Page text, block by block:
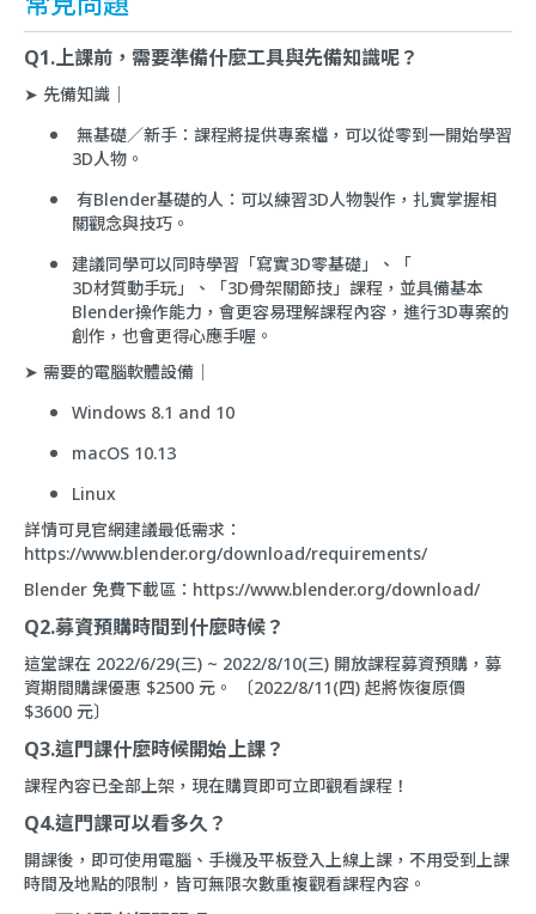
Q1.上課前，需要準備什麼工具與先備知識呢？
➤ 先備知識｜
無基礎／新手：課程將提供專案檔，可以從零到一開始學習
3D人物。
有Blender基礎的人：可以練習3D人物製作，扎實掌握相
關觀念與技巧。
建議同學可以同時學習「寫實3D零基礎」、「
3D材質動手玩」、「3D骨架關節技」課程，並具備基本
Blender操作能力，會更容易理解課程內容，進行3D專案的
創作，也會更得心應手喔。
➤ 需要的電腦軟體設備｜
Windows 8.1 and 10
macOS 10.13
Linux
詳情可見官網建議最低需求：
https://www.blender.org/download/requirements/
Blender 免費下載區： https://www.blender.org/download/
Q2.募資預購時間到什麼時候？
這堂課在 2022/6/29(三) ~ 2022/8/10(三) 開放課程募資預購，募
資期間購課優惠 $2500 元。 〔2022/8/11(四) 起將恢復原價
$3600 元〕
Q3.這門課什麼時候開始上課？
課程內容已全部上架，現在購買即可立即觀看課程！
Q4.這門課可以看多久？
開課後，即可使用電腦、手機及平板登入上線上課，不用受到上課
時間及地點的限制，皆可無限次數重複觀看課程內容。